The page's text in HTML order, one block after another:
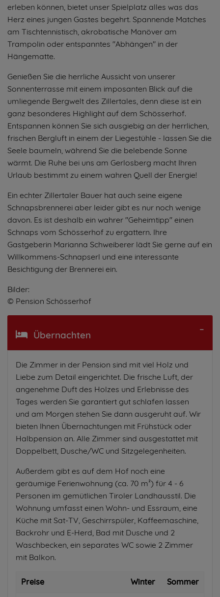
erleben können, bietet unser Spielplatz alles was das
Herz eines jungen Gastes begehrt. Spannende Matches
am Tischtennistisch, akrobatische Manöver am
Trampolin oder entspanntes "Abhängen" in der
Hängematte.
Genießen Sie die herrliche Aussicht von unserer
Sonnenterrasse mit einem imposanten Blick auf die
umliegende Bergwelt des Zillertales, denn diese ist ein
ganz besonderes Highlight auf dem Schösserhof.
Entspannen können Sie sich ausgiebig an der herrlichen,
frischen Bergluft in einem der Liegestühle - lassen Sie die
Seele baumeln, während Sie die belebende Sonne
wärmt. Die Ruhe bei uns am Gerlosberg macht Ihren
Urlaub bestimmt zu einem wahren Quell der Energie!
Ein echter Zillertaler Bauer hat auch seine eigene
Schnapsbrennerei aber leider gibt es nur noch wenige
davon. Es ist deshalb ein wahrer "Geheimtipp" einen
Schnaps vom Schösserhof zu ergattern. Ihre
Gastgeberin Marianna Schweiberer lädt Sie gerne auf ein
Willkommens-Schnapserl und eine interessante
Besichtigung der Brennerei ein.
Bilder:
© Pension Schösserhof
Übernachten
Die Zimmer in der Pension sind mit viel Holz und
Liebe zum Detail eingerichtet. Die frische Luft, der
angenehme Duft des Holzes und Erlebnisse des
Tages werden Sie garantiert gut schlafen lassen
und am Morgen stehen Sie dann ausgeruht auf. Wir
bieten Ihnen Übernachtungen mit Frühstück oder
Halbpension an. Alle Zimmer sind ausgestattet mit
Doppelbett, Dusche/WC und Sitzgelegenheiten.
Außerdem gibt es auf dem Hof noch eine
geräumige Ferienwohnung (ca. 70 m²) für 4 - 6
Personen im gemütlichen Tiroler Landhausstil. Die
Wohnung umfasst einen Wohn- und Essraum, eine
Küche mit Sat-TV, Geschirrspüler, Kaffeemaschine,
Backrohr und E-Herd, Bad mit Dusche und 2
Waschbecken, ein separates WC sowie 2 Zimmer
mit Balkon.
Preise Winter Sommer